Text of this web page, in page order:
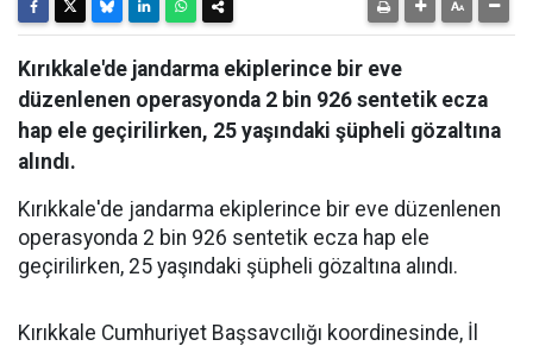
Kırıkkale'de jandarma ekiplerince bir eve
düzenlenen operasyonda 2 bin 926 sentetik ecza
hap ele geçirilirken, 25 yaşındaki şüpheli gözaltına
alındı.
Kırıkkale'de jandarma ekiplerince bir eve düzenlenen
operasyonda 2 bin 926 sentetik ecza hap ele
geçirilirken, 25 yaşındaki şüpheli gözaltına alındı.
Kırıkkale Cumhuriyet Başsavcılığı koordinesinde, İl